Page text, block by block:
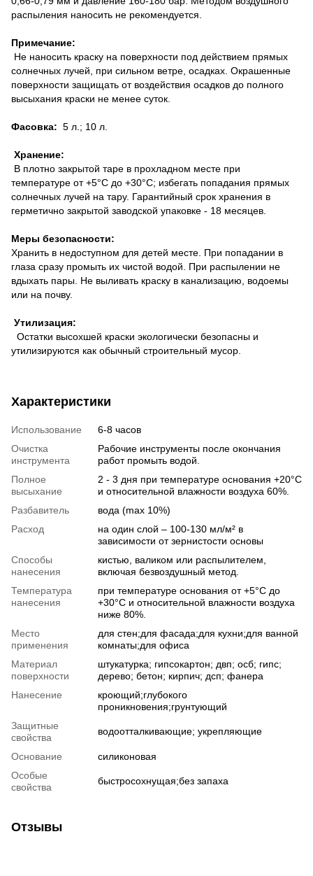
распыления наносить не рекомендуется.
Примечание:
Не наносить краску на поверхности под действием прямых
солнечных лучей, при сильном ветре, осадках. Окрашенные
поверхности защищать от воздействия осадков до полного
высыхания краски не менее суток.
Фасовка: 5 л.; 10 л.
Хранение:
В плотно закрытой таре в прохладном месте при
температуре от +5°С до +30°С; избегать попадания прямых
солнечных лучей на тару. Гарантийный срок хранения в
герметично закрытой заводской упаковке - 18 месяцев.
Меры безопасности:
Хранить в недоступном для детей месте. При попадании в
глаза сразу промыть их чистой водой. При распылении не
вдыхать пары. Не выливать краску в канализацию, водоемы
или на почву.
Утилизация:
Остатки высохшей краски экологически безопасны и
утилизируются как обычный строительный мусор.
Характеристики
Использование
6-8 часов
Очистка
инструмента
Рабочие инструменты после окончания
работ промыть водой.
Полное
высыхание
2 - 3 дня при температуре основания +20°С
и относительной влажности воздуха 60%.
Разбавитель
вода (max 10%)
Расход
на один слой – 100-130 мл/м² в
зависимости от зернистости основы
Способы
нанесения
кистью, валиком или распылителем,
включая безвоздушный метод.
Температура
нанесения
при температуре основания от +5°С до
+30°С и относительной влажности воздуха
ниже 80%.
Место
применения
для стен;для фасада;для кухни;для ванной
комнаты;для офиса
Материал
поверхности
штукатурка; гипсокартон; двп; осб; гипс;
дерево; бетон; кирпич; дсп; фанера
Нанесение
кроющий;глубокого
проникновения;грунтующий
Защитные
свойства
водоотталкивающие; укрепляющие
Основание
силиконовая
Особые
свойства
быстросохнущая;без запаха
Отзывы